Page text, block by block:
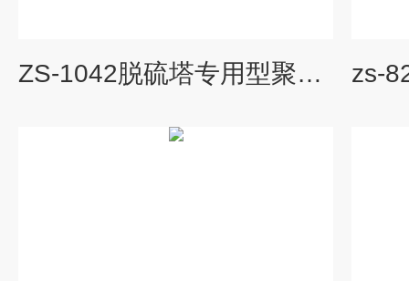
ZS-1042脱硫塔专用型聚合物陶瓷防腐涂料 耐高温防腐涂料